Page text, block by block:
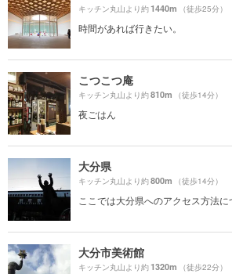
キッチン丸山より約1440m （徒歩25分）
時間があれば行きたい。
こつこつ庵
キッチン丸山より約810m （徒歩14分）
夜ごはん
大分県
キッチン丸山より約800m （徒歩14分）
ここでは大分県へのアクセス方法に
大分市美術館
キッチン丸山より約1320m （徒歩22分）